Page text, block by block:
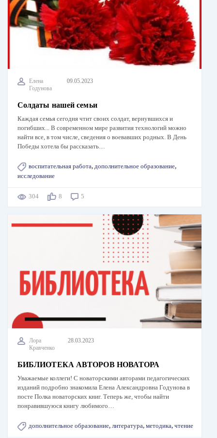
Елена
Годунова
09.05.2023
Солдаты нашей семьи
Каждая семья сегодня чтит своих солдат, вернувшихся и
погибших... В современном мире развития технологий можно
найти все, в том числе, сведения о воевавших родных. В День
Победы хотела бы рассказать…
воспитательная работа, дополнительное образование,
исследование
304 8 5
Лора
Кравченко
28.03.2023
БИБЛИОТЕКА АВТОРОВ НОВАТОРА
Уважаемые коллеги! С новаторскими авторами педагогических
изданий подробно знакомила Елена Александровна Годунова в
посте Полка новаторских книг. Теперь же, чтобы найти
понравившуюся книгу любимого…
дополнительное образование, литература, методика, чтение